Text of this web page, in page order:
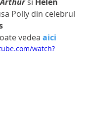
Polly din celebrul
poate vedea
aici
watch?